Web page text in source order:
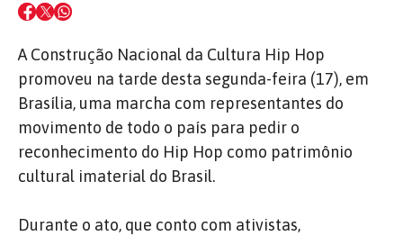
A Construção Nacional da Cultura Hip Hop
promoveu na tarde desta segunda-feira (17), em
Brasília, uma marcha com representantes do
movimento de todo o país para pedir o
reconhecimento do Hip Hop como patrimônio
cultural imaterial do Brasil.
Durante o ato, que conto com ativistas,